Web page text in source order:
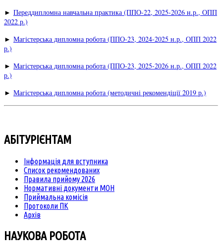
► Переддипломна навчальна практика (ППО-22, 2025-2026 н.р., ОПП
2022 р.)
► Магістерська дипломна робота (ППО-23, 2024-2025 н.р., ОПП 2022
р.)
► Магістерська дипломна робота (ППО-23, 2025-2026 н.р., ОПП 2022
р.)
► Магістерська дипломна робота (методичні рекомендіції 2019 р.)
АБІТУРІЄНТАМ
Інформація для вступника
Список рекомендованих
Правила прийому 2026
Нормативні документи МОН
Приймальна комісія
Протоколи ПК
Архів
НАУКОВА РОБОТА